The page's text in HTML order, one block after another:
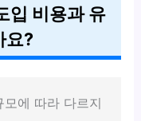
입 비용과 유
요?
에 따라 다르지